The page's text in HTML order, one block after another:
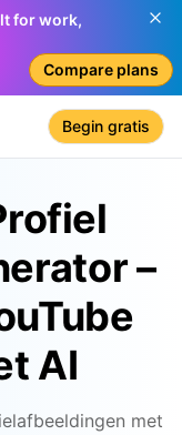
for work,
Compare plans
Begin gratis
–
AI
met